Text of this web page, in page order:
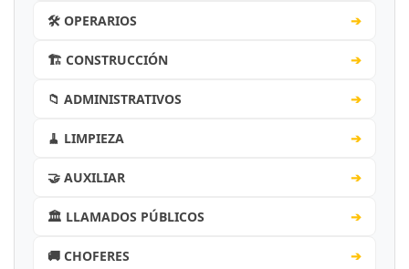
🛠️ OPERARIOS ➔
🏗️ CONSTRUCCIÓN ➔
📁 ADMINISTRATIVOS ➔
🧹 LIMPIEZA ➔
🤝 AUXILIAR ➔
🏛️ LLAMADOS PÚBLICOS ➔
🚚 CHOFERES ➔